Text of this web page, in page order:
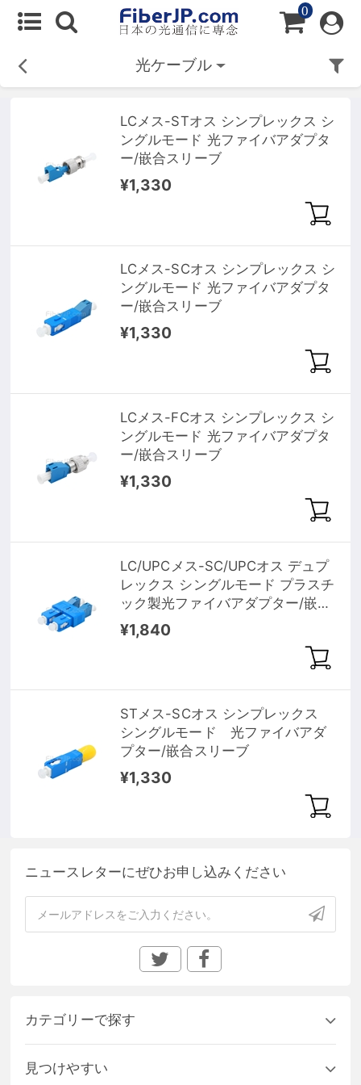
0
光ケーブル
LCメス-STオス シンプレックス シ
ングルモード 光ファイバアダプタ
ー/嵌合スリーブ
¥1,330
LCメス-SCオス シンプレックス シ
ングルモード 光ファイバアダプタ
ー/嵌合スリーブ
¥1,330
LCメス-FCオス シンプレックス シ
ングルモード 光ファイバアダプタ
ー/嵌合スリーブ
¥1,330
LC/UPCメス-SC/UPCオス デュプ
レックス シングルモード プラスチ
ック製光ファイバアダプター/嵌合
スリーブ
¥1,840
STメス-SCオス シンプレックス
シングルモード 光ファイバアダ
プター/嵌合スリーブ
¥1,330
ニュースレターにぜひお申し込みください
カテゴリーで探す
見つけやすい